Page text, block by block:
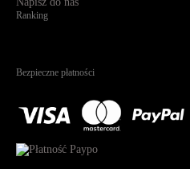
Ranking
Bezpieczne płatności